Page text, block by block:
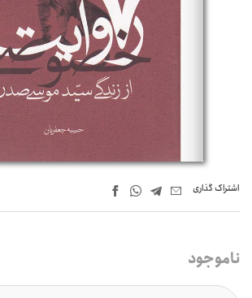
اشتراک‌ گذاری
ناموجود